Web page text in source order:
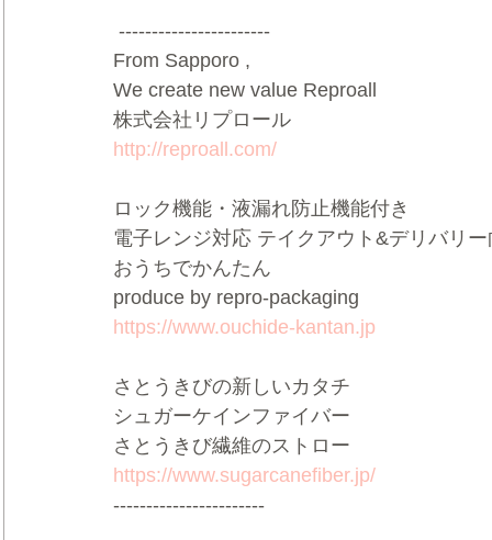
-----------------------
From Sapporo ,
We create new value Reproall
株式会社リプロール
http://reproall.com/
ロック機能・液漏れ防止機能付き
電子レンジ対応 テイクアウト&デリバリ
おうちでかんたん
produce by repro-packaging
https://www.ouchide-kantan.jp
さとうきびの新しいカタチ
シュガーケインファイバー
さとうきび繊維のストロー
https://www.sugarcanefiber.jp/
-----------------------